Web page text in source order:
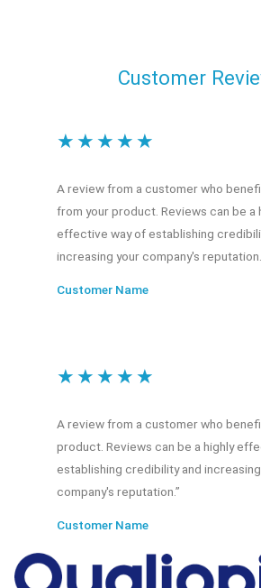
Customer
★ ★ ★ ★ ★
A review from a customer who
from your product. Reviews can be a
effective way of establishing
increasing your company's
Customer Name
★ ★ ★ ★ ★
A review from a customer who
product. Reviews can be a highly
establishing credibility and
company's reputation.”
Customer Name